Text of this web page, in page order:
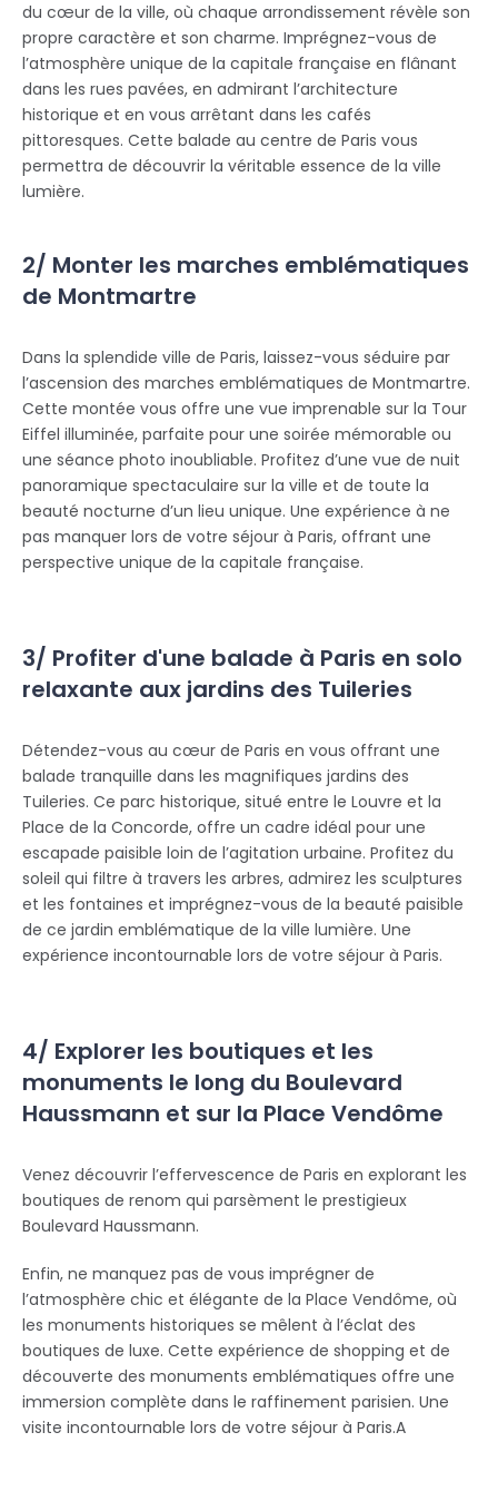
du cœur de la ville, où chaque arrondissement révèle son
propre caractère et son charme. Imprégnez-vous de
l’atmosphère unique de la capitale française en flânant
dans les rues pavées, en admirant l’architecture
historique et en vous arrêtant dans les cafés
pittoresques. Cette balade au centre de Paris vous
permettra de découvrir la véritable essence de la ville
lumière.
2/ Monter les marches emblématiques
de Montmartre
Dans la splendide ville de Paris, laissez-vous séduire par
l’ascension des marches emblématiques de Montmartre.
Cette montée vous offre une vue imprenable sur la Tour
Eiffel illuminée, parfaite pour une soirée mémorable ou
une séance photo inoubliable. Profitez d’une vue de nuit
panoramique spectaculaire sur la ville et de toute la
beauté nocturne d’un lieu unique. Une expérience à ne
pas manquer lors de votre séjour à Paris, offrant une
perspective unique de la capitale française.
3/ Profiter d'une balade à Paris en solo
relaxante aux jardins des Tuileries
Détendez-vous au cœur de Paris en vous offrant une
balade tranquille dans les magnifiques jardins des
Tuileries. Ce parc historique, situé entre le Louvre et la
Place de la Concorde, offre un cadre idéal pour une
escapade paisible loin de l’agitation urbaine. Profitez du
soleil qui filtre à travers les arbres, admirez les sculptures
et les fontaines et imprégnez-vous de la beauté paisible
de ce jardin emblématique de la ville lumière. Une
expérience incontournable lors de votre séjour à Paris.
4/ Explorer les boutiques et les
monuments le long du Boulevard
Haussmann et sur la Place Vendôme
Venez découvrir l’effervescence de Paris en explorant les
boutiques de renom qui parsèment le prestigieux
Boulevard Haussmann.
Enfin, ne manquez pas de vous imprégner de
l’atmosphère chic et élégante de la Place Vendôme, où
les monuments historiques se mêlent à l’éclat des
boutiques de luxe. Cette expérience de shopping et de
découverte des monuments emblématiques offre une
immersion complète dans le raffinement parisien. Une
visite incontournable lors de votre séjour à Paris.A